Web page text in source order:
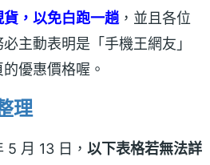
，以免白跑一趟 ，並且各位
主動表明是「手機王網友」
優惠價格喔。
理
月 13 日， 以下表格若無法詳